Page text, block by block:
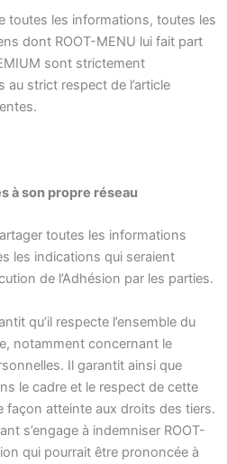
toutes les informations, toutes les
dont ROOT-MENU lui fait part
sont strictement
strict respect de l’article
à son propre réseau
toutes les informations
les indications qui seraient
de l’Adhésion par les parties.
qu’il respecte l’ensemble du
notamment concernant le
Il garantit ainsi que
le cadre et le respect de cette
façon atteinte aux droits des tiers.
s’engage à indemniser ROOT-
qui pourrait être prononcée à